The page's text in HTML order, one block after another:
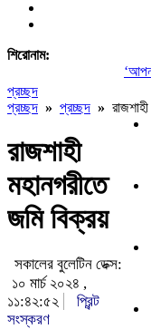
শিরোনাম:
প্রচ্ছদ
প্রচ্ছদ » প্রচ্ছদ »
রাজশাহী
মহানগরীতে
জমি বিক্রয়
সকালের বুলেটিন ডেক্স:
১০ মার্চ ২০২৪ ,
১১:৪২:৫২
প্রিন্ট
সংস্করণ